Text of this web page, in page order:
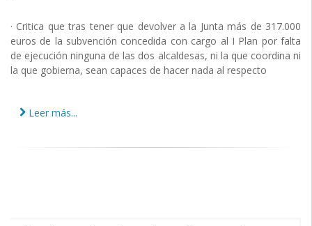
· Critica que tras tener que devolver a la Junta más de 317.000
euros de la subvención concedida con cargo al I Plan por falta
de ejecución ninguna de las dos alcaldesas, ni la que coordina ni
la que gobierna, sean capaces de hacer nada al respecto
Leer más...